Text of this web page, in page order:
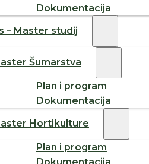
Dokumentacija
– Master studij
Šumarstva
Plan i program
Dokumentacija
Hortikulture
Plan i program